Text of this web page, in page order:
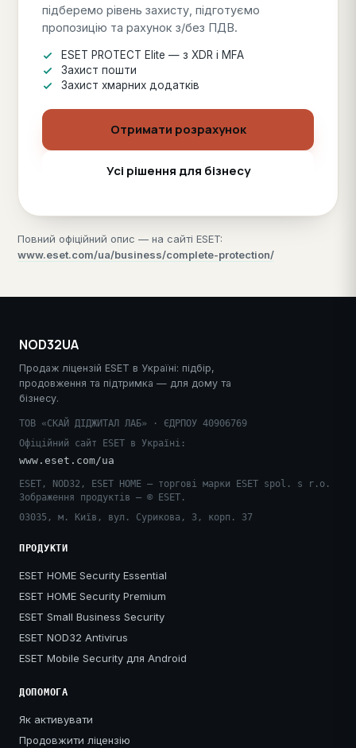
підберемо рівень захисту, підготуємо
пропозицію та рахунок з/без ПДВ.
ESET PROTECT Elite — з XDR і MFA
Захист пошти
Захист хмарних додатків
Отримати розрахунок
Усі рішення для бізнесу
Повний офіційний опис — на сайті ESET:
www.eset.com/ua/business/complete-protection/
NOD32UA
Продаж ліцензій ESET в Україні: підбір,
продовження та підтримка — для дому та
бізнесу.
ТОВ «СКАЙ ДІДЖИТАЛ ЛАБ» · ЄДРПОУ 40906769
Офіційний сайт ESET в Україні:
www.eset.com/ua
ESET, NOD32, ESET HOME — торгові марки ESET spol. s r.o.
Зображення продуктів — © ESET.
03035, м. Київ, вул. Сурикова, 3, корп. 37
ПРОДУКТИ
ESET HOME Security Essential
ESET HOME Security Premium
ESET Small Business Security
ESET NOD32 Antivirus
ESET Mobile Security для Android
ДОПОМОГА
Як активувати
Продовжити ліцензію